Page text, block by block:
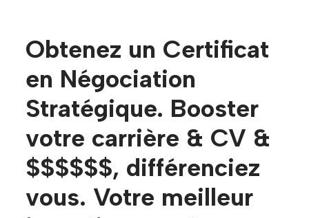
Obtenez un Certificat
en Négociation
Stratégique. Booster
votre carrière & CV &
$$$$$$, différenciez
vous. Votre meilleur